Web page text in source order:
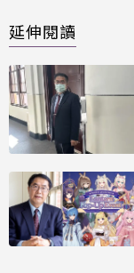
延伸閱讀